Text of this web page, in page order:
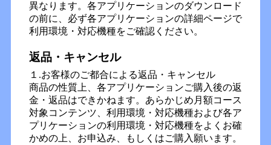
異なります。各アプリケーションのダウンロード
の前に、必ず各アプリケーションの詳細ページで
利用環境・対応機種をご確認ください。
返品・キャンセル
１.お客様のご都合による返品・キャンセル
商品の性質上、各アプリケーションご購入後の返
金・返品はできかねます。あらかじめ月額コース
対象コンテンツ、利用環境・対応機種および各ア
プリケーションの利用環境・対応機種をよくお確
かめの上、お申込み、もしくはご購入願います。